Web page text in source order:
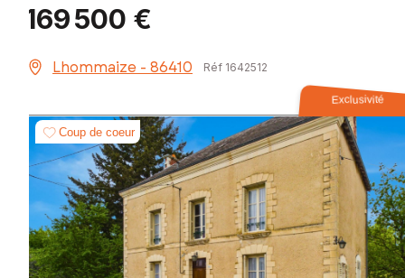
169 500 €
Lhommaize - 86410 Réf 1642512
Exclusivité
Coup de coeur